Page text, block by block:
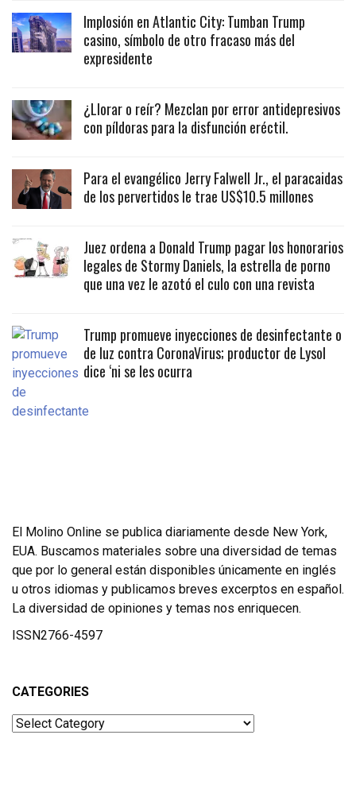
Implosión en Atlantic City: Tumban Trump
casino, símbolo de otro fracaso más del
expresidente
¿Llorar o reír? Mezclan por error antidepresivos
con píldoras para la disfunción eréctil.
Para el evangélico Jerry Falwell Jr., el paracaidas
de los pervertidos le trae US$10.5 millones
Juez ordena a Donald Trump pagar los honorarios
legales de Stormy Daniels, la estrella de porno
que una vez le azotó el culo con una revista
Trump promueve inyecciones de desinfectante o
de luz contra CoronaVirus; productor de Lysol
dice ‘ni se les ocurra
El Molino Online se publica diariamente desde New York,
EUA. Buscamos materiales sobre una diversidad de temas
que por lo general están disponibles únicamente en inglés
u otros idiomas y publicamos breves excerptos en español.
La diversidad de opiniones y temas nos enriquecen.
ISSN2766-4597
CATEGORIES
Categories